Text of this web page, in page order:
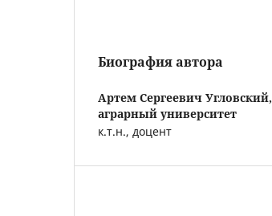
Биография автора
Артем Сергеевич Угловский,
аграрный университет
к.т.н., доцент